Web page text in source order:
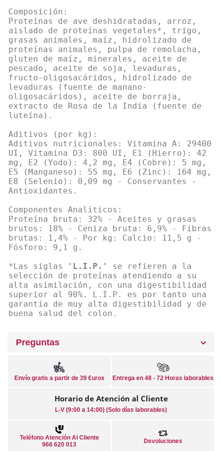
Composición:
Proteínas de ave deshidratadas, arroz,
aislado de proteínas vegetales*, trigo,
grasas animales, maíz, hidrolizado de
proteínas animales, pulpa de remolacha,
gluten de maíz, minerales, aceite de
pescado, aceite de soja, levaduras,
fructo-oligosacáridos, hidrolizado de
levaduras (fuente de manano-
oligosacáridos), aceite de borraja,
extracto de Rosa de la India (fuente de
luteína).
Aditivos (por kg):
Aditivos nutricionales: Vitamina A: 29400
UI, Vitamina D3: 800 UI, E1 (Hierro): 42
mg, E2 (Yodo): 4,2 mg, E4 (Cobre): 5 mg,
E5 (Manganeso): 55 mg, E6 (Zinc): 164 mg,
E8 (Selenio): 0,09 mg - Conservantes -
Antioxidantes.
Componentes Analíticos:
Proteína bruta: 32% - Aceites y grasas
brutos: 18% - Ceniza bruta: 6,9% - Fibras
brutas: 1,4% - Por kg: Calcio: 11,5 g -
Fósforo: 9,1 g.
*Las siglas
'L.I.P.'
se refieren a la
selección de proteínas atendiendo a su
alta asimilación, con una digestibilidad
superior al 90%. L.I.P. es por tanto una
garantía de muy alta digestibilidad y de
buena salud del colon.
Preguntas
Envío gratis a partir de 39 €uros Entrega en 48 - 72 Horas laborables
Horario de Atención al Cliente
L-V (9:00 a 14:00) (Solo días laborables)
Teléfono Atención Al Cliente
966 620 013
Devoluciones